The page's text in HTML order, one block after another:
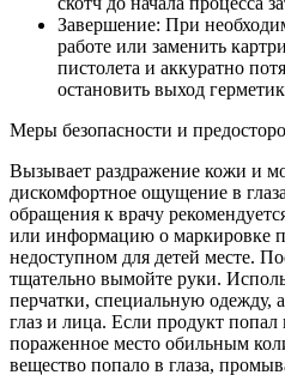
Завершение: При
работе или заменить
пистолета и аккуратно
остановить выход
Меры безопасности и
Вызывает раздражение кожи и
дискомфортное ощущение в
обращения к врачу
или информацию о маркировке
недоступном для детей месте.
тщательно вымойте руки.
перчатки, специальную одежду,
глаз и лица. Если продукт
пораженное место обильным
вещество попало в глаза,